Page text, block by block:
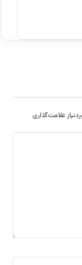
علامت‌گذاری